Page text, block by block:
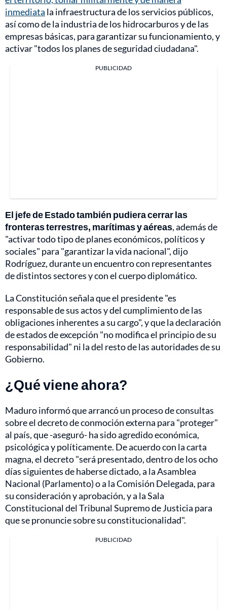
inmediata la infraestructura de los servicios públicos,
así como de la industria de los hidrocarburos y de las
empresas básicas, para garantizar su funcionamiento, y
activar "todos los planes de seguridad ciudadana".
PUBLICIDAD
El jefe de Estado también pudiera cerrar las
fronteras terrestres, marítimas y aéreas, además de
"activar todo tipo de planes económicos, políticos y
sociales" para "garantizar la vida nacional", dijo
Rodríguez, durante un encuentro con representantes
de distintos sectores y con el cuerpo diplomático.
La Constitución señala que el presidente "es
responsable de sus actos y del cumplimiento de las
obligaciones inherentes a su cargo", y que la declaración
de estados de excepción "no modifica el principio de su
responsabilidad" ni la del resto de las autoridades de su
Gobierno.
¿Qué viene ahora?
Maduro informó que arrancó un proceso de consultas
sobre el decreto de conmoción externa para "proteger"
al país, que -aseguró- ha sido agredido económica,
psicológica y políticamente. De acuerdo con la carta
magna, el decreto "será presentado, dentro de los ocho
días siguientes de haberse dictado, a la Asamblea
Nacional (Parlamento) o a la Comisión Delegada, para
su consideración y aprobación, y a la Sala
Constitucional del Tribunal Supremo de Justicia para
que se pronuncie sobre su constitucionalidad".
PUBLICIDAD